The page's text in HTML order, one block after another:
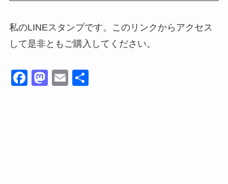
私のLINEスタンプです。このリンクからアクセス
して是非ともご購入してください。
F
M
E